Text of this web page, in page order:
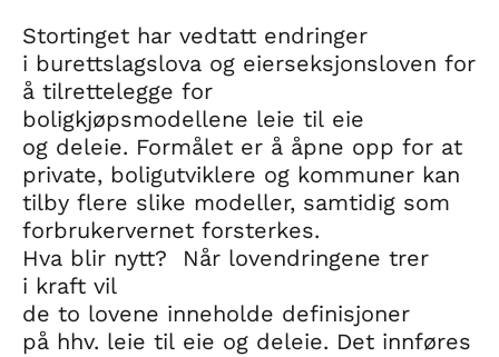
Stortinget har vedtatt endringer
i burettslagslova og eierseksjonsloven for
å tilrettelegge for
boligkjøpsmodellene leie til eie
og deleie. Formålet er å åpne opp for at
private, boligutviklere og kommuner kan
tilby flere slike modeller, samtidig som
forbrukervernet forsterkes.
Hva blir nytt? Når lovendringene trer
i kraft vil
de to lovene inneholde definisjoner
på hhv. leie til eie og deleie. Det innføres